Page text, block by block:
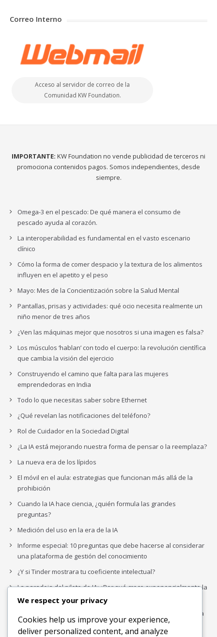
Correo Interno
Acceso al servidor de correo de la
Comunidad KW Foundation.
IMPORTANTE: KW Foundation no vende publicidad de terceros ni
promociona contenidos pagos. Somos independientes, desde
siempre.
Omega-3 en el pescado: De qué manera el consumo de
pescado ayuda al corazón.
La interoperabilidad es fundamental en el vasto escenario
clínico
Cómo la forma de comer despacio y la textura de los alimentos
influyen en el apetito y el peso
Mayo: Mes de la Concientización sobre la Salud Mental
Pantallas, prisas y actividades: qué ocio necesita realmente un
niño menor de tres años
¿Ven las máquinas mejor que nosotros si una imagen es falsa?
Los músculos ‘hablan’ con todo el cuerpo: la revolución científica
que cambia la visión del ejercicio
Construyendo el camino que falta para las mujeres
emprendedoras en India
Todo lo que necesitas saber sobre Ethernet
¿Qué revelan las notificaciones del teléfono?
Rol de Cuidador en la Sociedad Digital
¿La IA está mejorando nuestra forma de pensar o la reemplaza?
La nueva era de los lípidos
El móvil en el aula: estrategias que funcionan más allá de la
prohibición
Cuando la IA hace ciencia, ¿quién formula las grandes
preguntas?
Medición del uso en la era de la IA
Informe especial: 10 preguntas que debe hacerse al considerar
una plataforma de gestión del conocimiento
¿Y si Tinder mostrara tu coeficiente intelectual?
La paradoja del piloto de IA: ¿Por qué crece exponencialmente la
complejidad de la IA empresarial?
Los organigramas de marketing se crearon para los canales. La
IA acaba de dejarlos obsoletos.
We respect your privacy
Cookies help us improve your experience,
deliver personalized content, and analyze